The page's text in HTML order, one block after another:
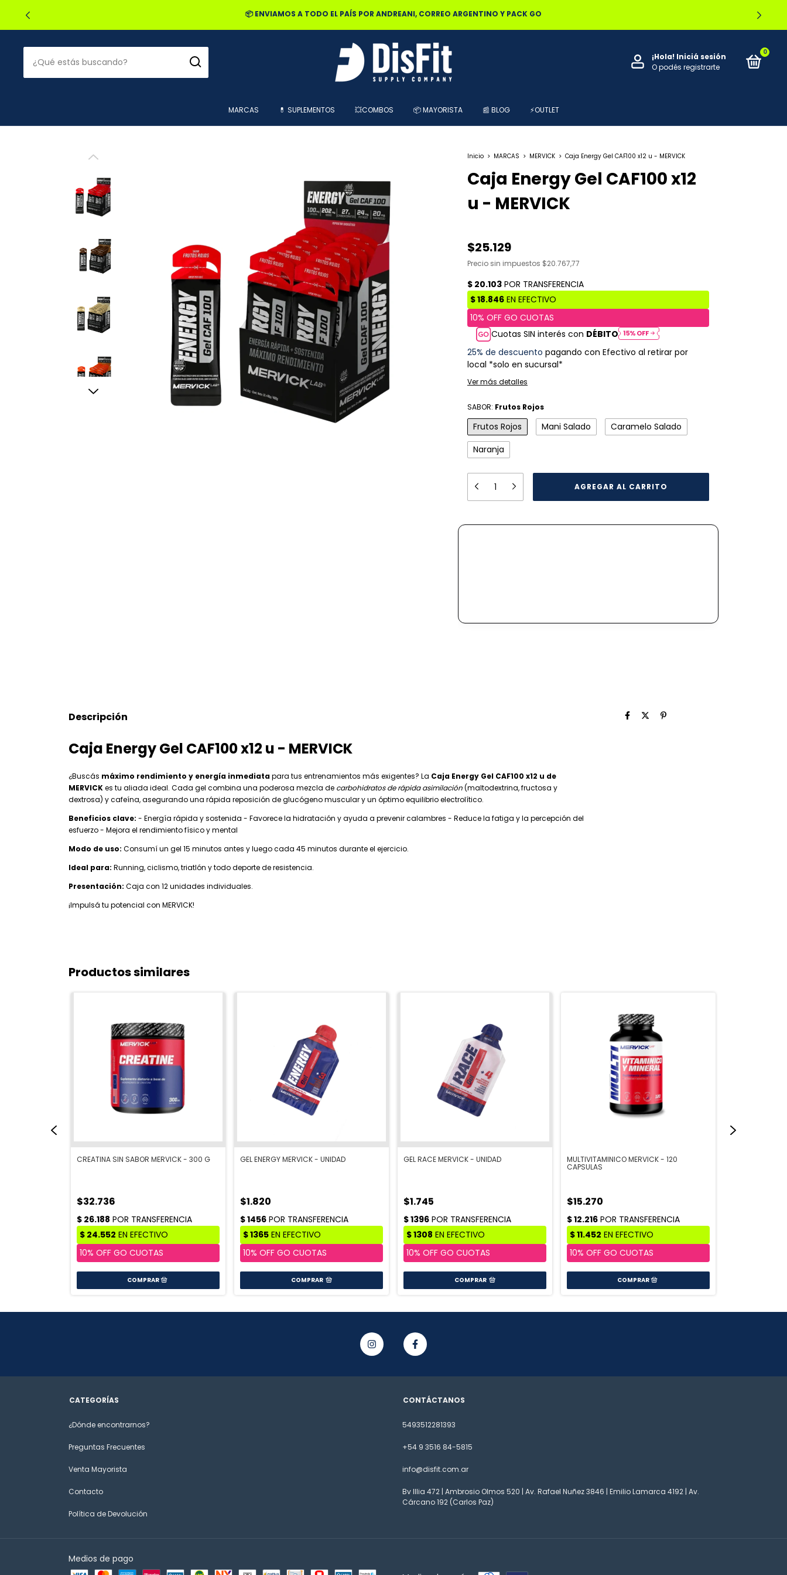
🔥20% OFF POR TRANSFERENCIA | 25% OFF EN EFECTIVO RETIRANDO EN LOCAL
¡Hola! Iniciá sesión
O podés registrarte
0
MARCAS 💊 SUPLEMENTOS 💥COMBOS 📦 MAYORISTA 📰 BLOG ⚡OUTLET
Inicio > MARCAS > MERVICK > Caja Energy Gel CAF100 x12 u - MERVICK
Caja Energy Gel CAF100 x12
u - MERVICK
$25.129
Precio sin impuestos $20.767,77
Cuotas SIN interés con DÉBITO
25% de descuento pagando con Efectivo al retirar por
local *solo en sucursal*
Ver más detalles
SABOR: Frutos Rojos
Frutos Rojos Mani Salado
Caramelo Salado
Naranja
Descripción
Caja Energy Gel CAF100 x12 u - MERVICK
¿Buscás máximo rendimiento y energía inmediatapara tus entrenamientos más exigentes? La Caja Energy Gel CAF100 x12 u de
MERVICKes tu aliada ideal. Cada gel combina una poderosa mezcla de carbohidratos de rápida asimilación(maltodextrina, fructosa y
dextrosa) y cafeína, asegurando una rápida reposición de glucógeno muscular y un óptimo equilibrio electrolítico.
Beneficios clave: - Energía rápida y sostenida - Favorece la hidratación y ayuda a prevenir calambres - Reduce la fatiga y la percepción del
esfuerzo - Mejora el rendimiento físico y mental
Modo de uso: Consumí un gel 15 minutos antes y luego cada 45 minutos durante el ejercicio.
Ideal para: Running, ciclismo, triatlón y todo deporte de resistencia.
Presentación: Caja con 12 unidades individuales.
¡Impulsá tu potencial con MERVICK!
Productos similares
CREATINA SIN SABOR MERVICK - 300 G
$32.736
GEL ENERGY MERVICK - UNIDAD
$1.820
COMPRAR
GEL RACE MERVICK - UNIDAD
$1.745
COMPRAR
MULTIVITAMINICO MERVICK - 120
CAPSULAS
$15.270
CATEGORÍAS
¿Dónde encontrarnos?
Preguntas Frecuentes
Venta Mayorista
Contacto
Política de Devolución
CONTÁCTANOS
5493512281393
+54 9 3516 84-5815
info@disfit.com.ar
Bv Illia 472 | Ambrosio Olmos 520 | Av. Rafael Nuñez 3846 | Emilio Lamarca 4192 | Av.
Cárcano 192 (Carlos Paz)
Medios de pago